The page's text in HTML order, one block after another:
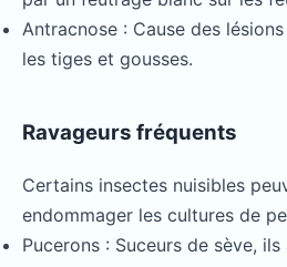
Antracnose : Cause des
les tiges et gousses.
Ravageurs fréquents
Certains insectes nuisibles
endommager les cultures de
Pucerons : Suceurs de sève,